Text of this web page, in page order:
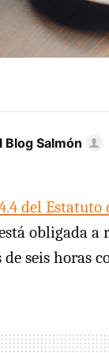
Blog Salmón
del Estatuto
obligada a
seis horas